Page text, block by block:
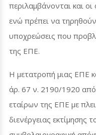
περιλαμβάνονται και
ενώ πρέπει να
υποχρεώσεις που
της ΕΠΕ.
Η μετατροπή μιας ΕΠΕ
άρ. 67 ν. 2190/1920
εταίρων της ΕΠΕ με
διενέργειας εκτίμησης